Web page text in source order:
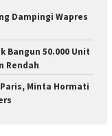
Dampingi Wapres
Bangun 50.000 Unit
Rendah
Minta Hormati